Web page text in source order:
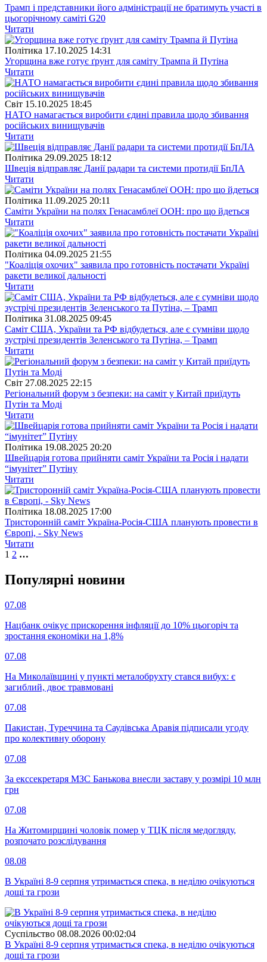
Трамп і представники його адміністрації не братимуть участі в
цьогорічному саміті G20
Читати
Полiтика 17.10.2025 14:31
Угорщина вже готує ґрунт для саміту Трампа й Путіна
Читати
Свiт 15.10.2025 18:45
НАТО намагається виробити єдині правила щодо збивання
російських винищувачів
Читати
Полiтика 29.09.2025 18:12
Швеція відправляє Данії радари та системи протидії БпЛА
Читати
Полiтика 11.09.2025 20:11
Саміти України на полях Генасамблеї ООН: про що йдеться
Читати
Полiтика 04.09.2025 21:55
"Коаліція охочих" заявила про готовність постачати Україні
ракети великої дальності
Читати
Полiтика 31.08.2025 09:45
Саміт США, України та РФ відбудеться, але є сумніви щодо
зустрічі президентів Зеленського та Путіна, – Трамп
Читати
Свiт 27.08.2025 22:15
Регіональний форум з безпеки: на саміт у Китай приїдуть
Путін та Моді
Читати
Полiтика 19.08.2025 20:20
Швейцарія готова прийняти саміт України та Росія і надати
“імунітет” Путіну
Читати
Полiтика 18.08.2025 17:00
Тристоронній саміт Україна-Росія-США планують провести в
Європі, - Sky News
Читати
1 2 …
Популярнi новини
07.08
Нацбанк очікує прискорення інфляції до 10% цьогоріч та
зростання економіки на 1,8%
07.08
На Миколаївщині у пункті металобрухту стався вибух: є
загиблий, двоє травмовані
07.08
Пакистан, Туреччина та Саудівська Аравія підписали угоду
про колективну оборону
07.08
За екссекретаря МЗС Банькова внесли заставу у розмірі 10 млн
грн
07.08
На Житомирщині чоловік помер у ТЦК після медогляду,
розпочато розслідування
08.08
В Україні 8-9 серпня утримається спека, в неділю очікуються
дощі та грози
Суспiльство 08.08.2026 00:02:04
В Україні 8-9 серпня утримається спека, в неділю очікуються
дощі та грози